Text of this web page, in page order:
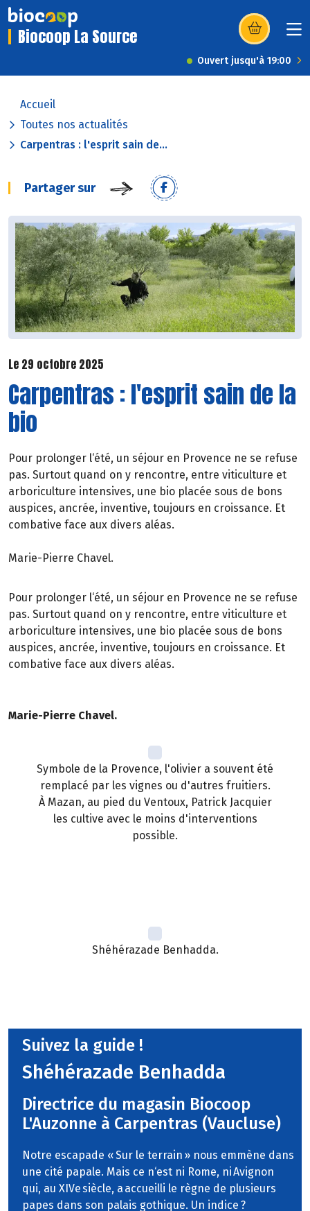
Biocoop La Source (s’ouvre dans
Ouvert jusqu'à 19:00
Accueil
Toutes nos actualités
Carpentras : l'esprit sain de...
Partager sur
Le 29 octobre 2025
Carpentras : l'esprit sain de la
bio
Pour prolonger l‘été, un séjour en Provence ne se refuse
pas. Surtout quand on y rencontre, entre viticulture et
arboriculture intensives, une bio placée sous de bons
auspices, ancrée, inventive, toujours en croissance. Et
combative face aux divers aléas.
Marie-Pierre Chavel.
Pour prolonger l‘été, un séjour en Provence ne se refuse
pas. Surtout quand on y rencontre, entre viticulture et
arboriculture intensives, une bio placée sous de bons
auspices, ancrée, inventive, toujours en croissance. Et
combative face aux divers aléas.
Marie-Pierre Chavel.
Symbole de la Provence, l'olivier a souvent été
remplacé par les vignes ou d'autres fruitiers.
À Mazan, au pied du Ventoux, Patrick Jacquier
les cultive avec le moins d'interventions
possible.
Shéhérazade Benhadda.
Suivez la guide !
Shéhérazade Benhadda
Directrice du magasin Biocoop
L'Auzonne à Carpentras (Vaucluse)
Notre escapade « Sur le terrain » nous emmène dans
une cité papale. Mais ce n‘est ni Rome, ni Avignon
qui, au XIVe siècle, a accueilli le règne de plusieurs
papes dans son palais gothique. Un indice ?